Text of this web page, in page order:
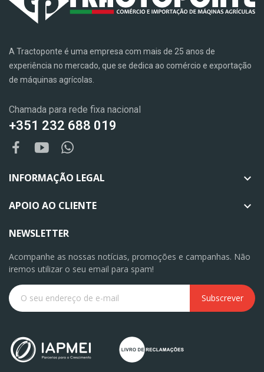
A Tractoponte é uma empresa com mais de 25 anos de
experiência no mercado, que se dedica ao comércio e exportação
de máquinas agrícolas.
Chamada para rede fixa nacional
+351 232 688 019
INFORMAÇÃO LEGAL 
APOIO AO CLIENTE 
NEWSLETTER
Acompanhe as nossas notícias, promoções e campanhas. Não
iremos utilizar o seu email para spam!
Subscrever